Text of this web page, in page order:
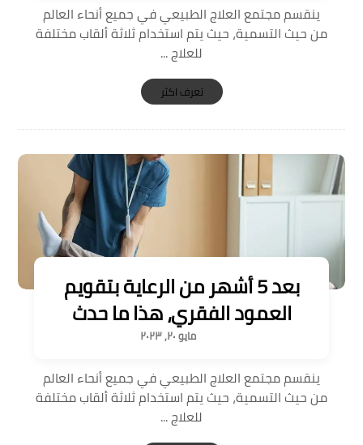
ينقسم مجتمع العلاج الطبيعي في جميع أنحاء العالم
من حيث التسمية، حيث يتم استخدام ثلاثة ألقاب مختلفة
للعلاج ...
تعرف اكثر
بعد 5 أشهر من الرعاية بتقويم
العمود الفقري، هذا ما حدث
مايو ٢٠, ٢٠٢٣
ينقسم مجتمع العلاج الطبيعي في جميع أنحاء العالم
من حيث التسمية، حيث يتم استخدام ثلاثة ألقاب مختلفة
للعلاج ...